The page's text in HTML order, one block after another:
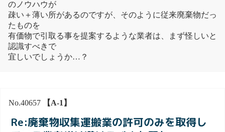
のノウハウが
疎い＋薄い所があるのですが、そのように従来廃棄物だっ
たものを
有価物で引取る事を提案するような業者は、まず怪しいと
認識すべきで
宜しいでしょうか…？
No.40657 【A-1】
Re:廃棄物収集運搬業の許可のみを取得し